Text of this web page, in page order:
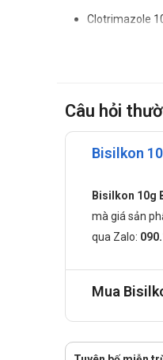
Clotrimazole
Điều trị các
trùng.
Sản phẩm
Liều dùng
Thời gian
thuốc và khám
Thời gian
Câu hỏi
Bisilkon
Bisilkon 10g
mà giá sản
qua Zalo:
Mua